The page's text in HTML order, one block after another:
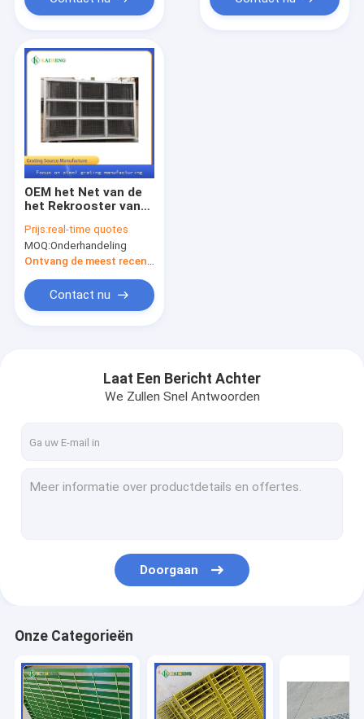
OEM het Net van de
het Rekrooster van
Rioleringsmateriaal
Prijs:real-time quotes
MOQ:Onderhandeling
Contact nu
Laat Een Bericht Achter
We Zullen Snel Antwoorden
Doorgaan
Onze Categorieën